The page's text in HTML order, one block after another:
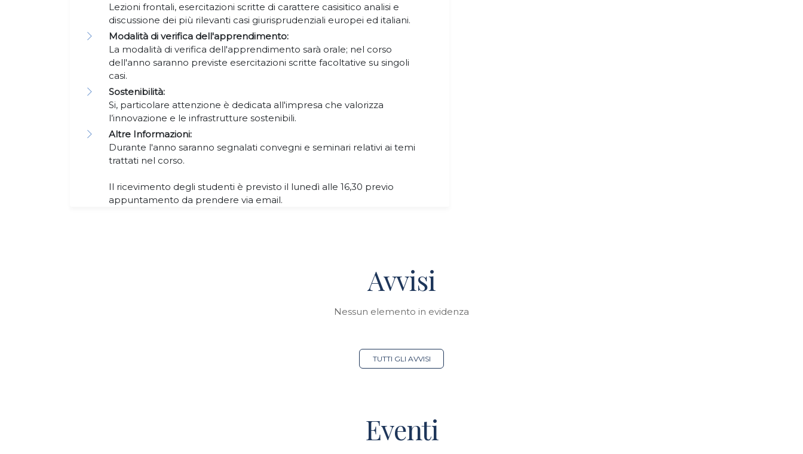
Lezioni frontali, esercitazioni scritte di carattere casisitico analisi e
discussione dei più rilevanti casi giurisprudenziali europei ed italiani.
Modalità di verifica dell'apprendimento:
La modalità di verifica dell'apprendimento sarà orale; nel corso
dell'anno saranno previste esercitazioni scritte facoltative su singoli
casi.
Sostenibilità:
Si, particolare attenzione è dedicata all'impresa che valorizza
l’innovazione e le infrastrutture sostenibili.
Altre Informazioni:
Durante l'anno saranno segnalati convegni e seminari relativi ai temi
trattati nel corso.
Il ricevimento degli studenti è previsto il lunedì alle 16,30 previo
appuntamento da prendere via email.
Avvisi
Nessun elemento in evidenza
TUTTI GLI AVVISI
Eventi